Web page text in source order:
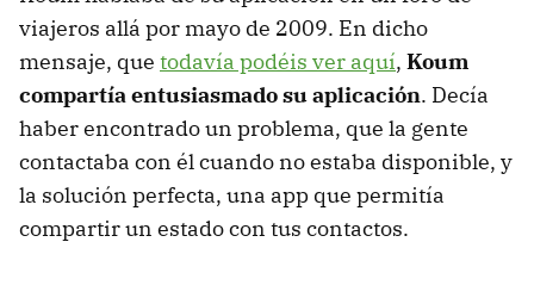
viajeros allá por mayo de 2009. En dicho
mensaje, que todavía podéis ver aquí, Koum
compartía entusiasmado su aplicación. Decía
haber encontrado un problema, que la gente
contactaba con él cuando no estaba disponible, y
la solución perfecta, una app que permitía
compartir un estado con tus contactos.